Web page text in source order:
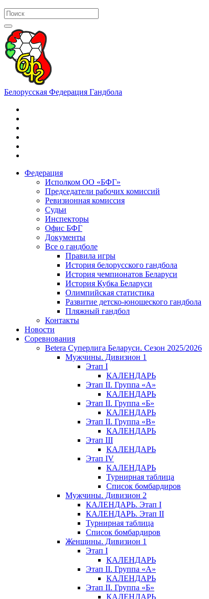
Белорусская Федерация Гандбола
Федерация
Исполком ОО «БФГ»
Председатели рабочих комиссий
Ревизионная комиссия
Судьи
Инспекторы
Офис БФГ
Документы
Все о гандболе
Правила игры
История белорусского гандбола
История чемпионатов Беларуси
История Кубка Беларуси
Олимпийская статистика
Развитие детско-юношеского гандбола
Пляжный гандбол
Контакты
Новости
Соревнования
Betera Суперлига Беларуси. Сезон 2025/2026
Мужчины. Дивизион 1
Этап I
КАЛЕНДАРЬ
Этап II. Группа «А»
КАЛЕНДАРЬ
Этап II. Группа «Б»
КАЛЕНДАРЬ
Этап II. Группа «В»
КАЛЕНДАРЬ
Этап III
КАЛЕНДАРЬ
Этап IV
КАЛЕНДАРЬ
Турнирная таблица
Список бомбардиров
Мужчины. Дивизион 2
КАЛЕНДАРЬ. Этап I
КАЛЕНДАРЬ. Этап II
Турнирная таблица
Список бомбардиров
Женщины. Дивизион 1
Этап I
КАЛЕНДАРЬ
Этап II. Группа «А»
КАЛЕНДАРЬ
Этап II. Группа «Б»
КАЛЕНДАРЬ